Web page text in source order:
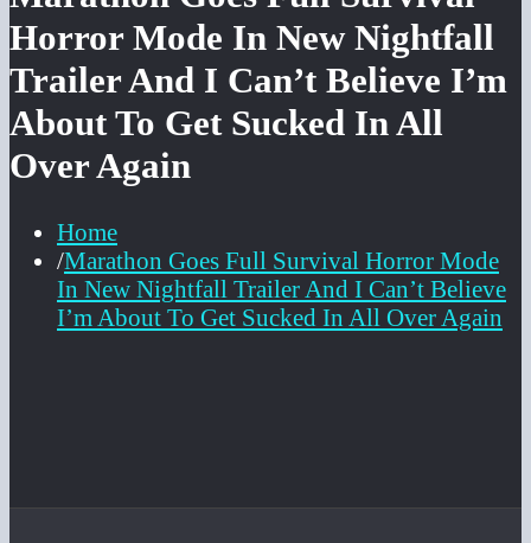
Horror Mode In New Nightfall
Trailer And I Can’t Believe I’m
About To Get Sucked In All
Over Again
Home
Marathon Goes Full Survival Horror Mode
In New Nightfall Trailer And I Can’t Believe
I’m About To Get Sucked In All Over Again